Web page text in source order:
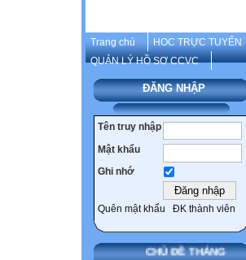
Trang chủ HOC TRỰC TUYẾN
QUẢN LÝ HỒ SƠ CCVC
ĐĂNG NHẬP
Tên truy nhập
Mật khẩu
Ghi nhớ
Quên mật khẩu ĐK thành viên
CHỦ ĐỀ THÁNG